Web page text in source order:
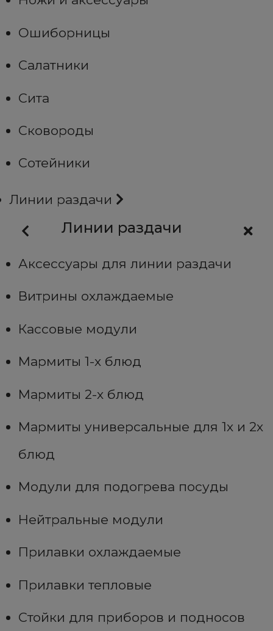
Ошиборницы
Салатники
Сита
Сковороды
Сотейники
Линии раздачи
Линии раздачи
Аксессуары для линии раздачи
Витрины охлаждаемые
Кассовые модули
Мармиты 1-х блюд
Мармиты 2-х блюд
Мармиты универсальные для 1х и 2х
блюд
Модули для подогрева посуды
Нейтральные модули
Прилавки охлаждаемые
Прилавки тепловые
Стойки для приборов и подносов